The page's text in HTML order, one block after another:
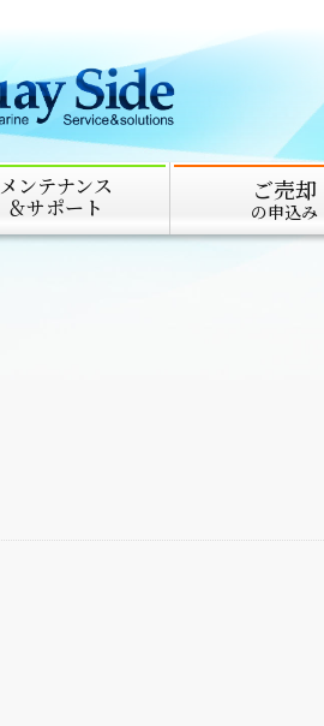
メンテナンス
＆サポート
ご売却
の申込み